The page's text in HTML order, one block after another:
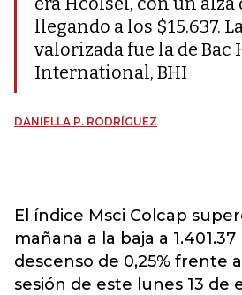
llegando a los $15.637.
valorizada fue la de Bac
International, BHI
DANIELLA P. RODRÍGUEZ
El índice Msci Colcap
mañana a la baja a
descenso de 0,25% frente
sesión de este lunes 13 de